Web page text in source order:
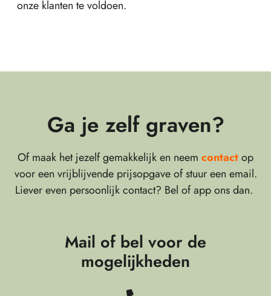
onze klanten te voldoen.
Ga je zelf graven?
Of maak het jezelf gemakkelijk en neem contactop
voor een vrijblijvende prijsopgave of stuur een email.
Liever even persoonlijk contact? Bel of app ons dan.
Mail of bel voor de
mogelijkheden